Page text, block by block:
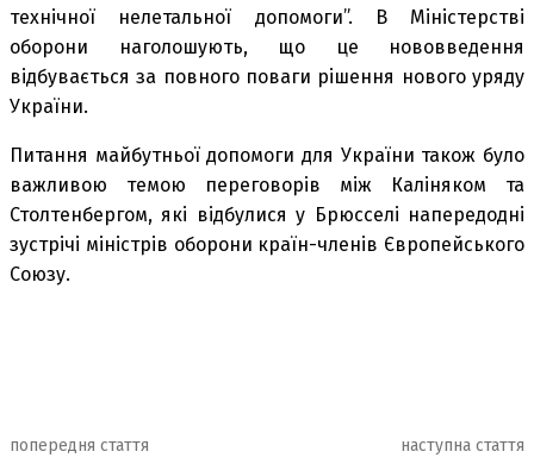
технічної нелетальної допомоги”. В Міністерстві
оборони наголошують, що це нововведення
відбувається за повного поваги рішення нового уряду
України.
Питання майбутньої допомоги для України також було
важливою темою переговорів між Каліняком та
Столтенбергом, які відбулися у Брюсселі напередодні
зустрічі міністрів оборони країн-членів Європейського
Союзу.
попередня стаття наступна стаття